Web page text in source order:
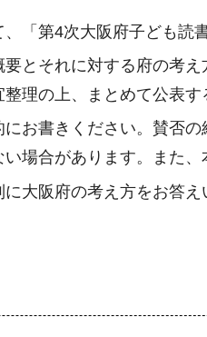
「第4次大阪府子ども読
とそれに対する府の考
理の上、まとめて公表す
お書きください。賛否
場合があります。また
大阪府の考え方をお答え